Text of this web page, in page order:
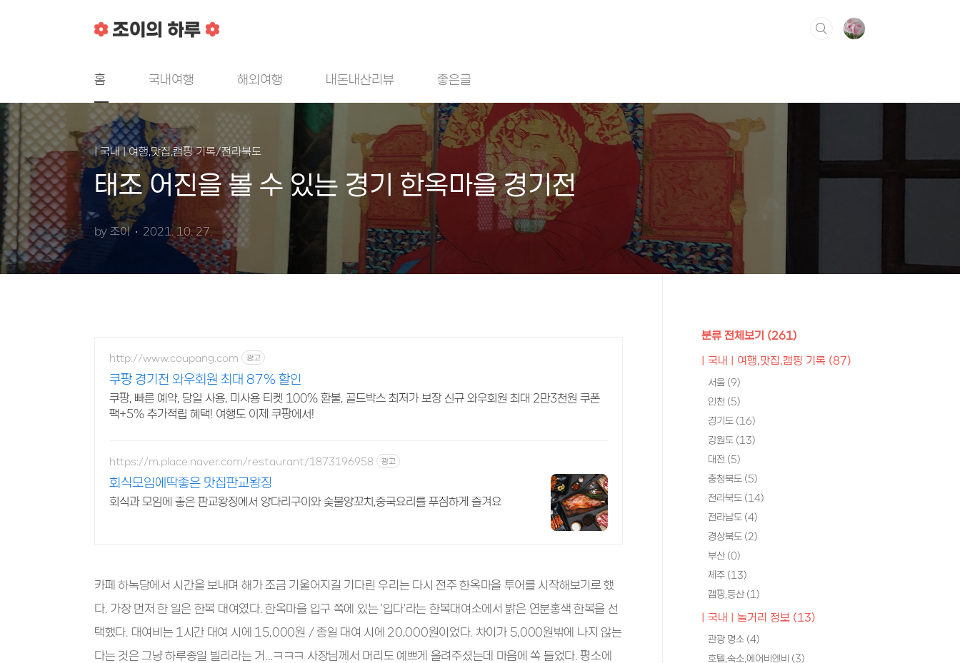
홈 국내여행 해외여행 내돈내산리뷰 좋은글
| 국내 | 여행,맛집,캠핑 기록/전라북도
태조 어진을 볼 수 있는 경기 한옥마을 경기전
by 조이 2021. 10. 27.
http://www.coupang.com 광고
쿠팡 경기전 와우회원 최대 87% 할인
쿠팡, 빠른 예약, 당일 사용, 미사용 티켓 100% 환불, 골드박스 최저가 보장 신규 와우회원 최대 2만3천원 쿠폰
팩+5% 추가적립 혜택! 여행도 이제 쿠팡에서!
https://m.place.naver.com/restaurant/1873196958 광고
회식모임에딱좋은 맛집판교왕징
회식과 모임에 좋은 판교왕징에서 양다리구이와 숯불양꼬치,중국요리를 푸짐하게 즐겨요
카페 하녹당에서 시간을 보내며 해가 조금 기울어지길 기다린 우리는 다시 전주 한옥마을 투어를 시작해보기로 했
다. 가장 먼저 한 일은 한복 대여였다. 한옥마을 입구 쪽에 있는 '입다'라는 한복대여소에서 밝은 연분홍색 한복을 선
택했다. 대여비는 1시간 대여 시에 15,000원 / 종일 대여 시에 20,000원이었다. 차이가 5,000원밖에 나지 않는
다는 것은 그냥 하루종일 빌리라는 거...ㅋㅋㅋ 사장님께서 머리도 예쁘게 올려주셨는데 마음에 쏙 들었다. 평소에
분류 전체보기 (261)
| 국내 | 여행,맛집,캠핑 기록 (87)
서울 (9)
인천 (5)
경기도 (16)
강원도 (13)
대전 (5)
충청북도 (5)
전라북도 (14)
전라남도 (4)
경상북도 (2)
부산 (0)
제주 (13)
캠핑,등산 (1)
| 국내 | 놀거리 정보 (13)
관광 명소 (4)
호텔,숙소,에어비엔비 (3)